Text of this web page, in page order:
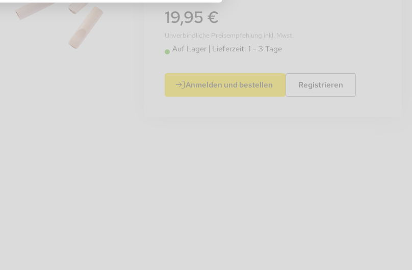
19,95 €
Unverbindliche Preisempfehlung inkl. Mwst.
Auf Lager Lieferzeit: 1 - 3 Tage
Anmelden und bestellen Registrieren